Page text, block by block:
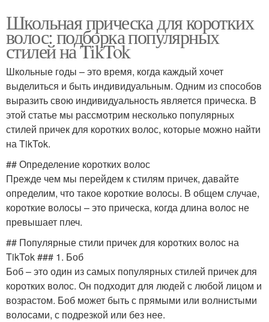
Школьная прическа для коротких
волос: подборка популярных
стилей на TikTok
Школьные годы – это время, когда каждый хочет
выделиться и быть индивидуальным. Одним из способов
выразить свою индивидуальность является прическа. В
этой статье мы рассмотрим несколько популярных
стилей причек для коротких волос, которые можно найти
на TikTok.
## Определение коротких волос
Прежде чем мы перейдем к стилям причек, давайте
определим, что такое короткие волосы. В общем случае,
короткие волосы – это прическа, когда длина волос не
превышает плеч.
## Популярные стили причек для коротких волос на
TikTok ### 1. Боб
Боб – это один из самых популярных стилей причек для
коротких волос. Он подходит для людей с любой лицом и
возрастом. Боб может быть с прямыми или волнистыми
волосами, с подрезкой или без нее.